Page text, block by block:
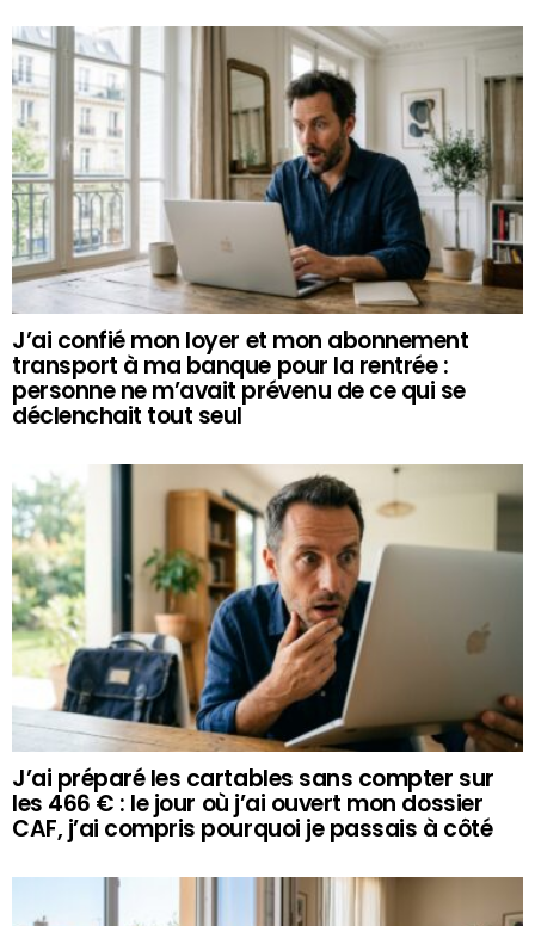
J’ai confié mon loyer et mon abonnement
transport à ma banque pour la rentrée :
personne ne m’avait prévenu de ce qui se
déclenchait tout seul
J’ai préparé les cartables sans compter sur
les 466 € : le jour où j’ai ouvert mon dossier
CAF, j’ai compris pourquoi je passais à côté